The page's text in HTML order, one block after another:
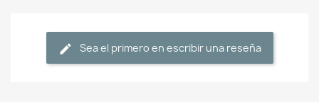
Sea el primero en escribir una reseña